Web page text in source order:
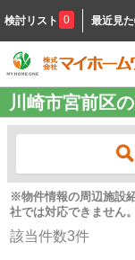
検討リスト 0 最近見
川崎市宮前区
※物件情報の周辺施設
社では対応できません。
該当件数3件